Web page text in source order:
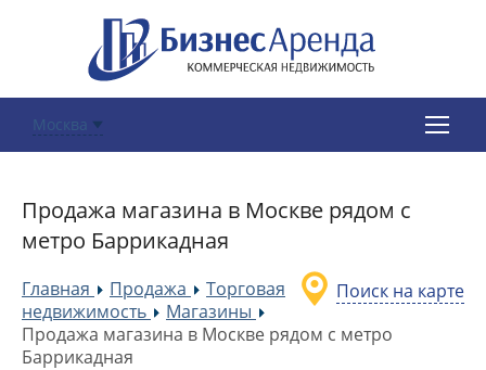
Москва
Продажа магазина в Москве рядом с
метро Баррикадная
Поиск на карте
Главная »Продажа »
Торговая
недвижимость
»Магазины
Продажа магазина в Москве рядом с метро
Баррикадная